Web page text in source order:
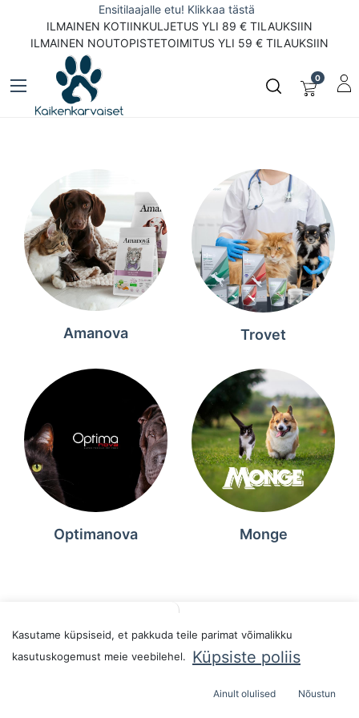
Ensitilaajalle etu! Klikkaa tästä
ILMAINEN KOTIINKULJETUS YLI 89 € TILAUKSIIN
ILMAINEN NOUTOPISTETOIMITUS YLI 59 € TILAUKSIIN
0
Amanova Trovet
Optimanova Monge
Kasutame küpsiseid, et pakkuda teile parimat võimalikku
kasutuskogemust meie veebilehel.
Küpsiste poliis
Ainult olulised Nõustun